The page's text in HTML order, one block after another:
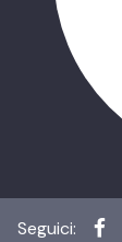
Seguici: